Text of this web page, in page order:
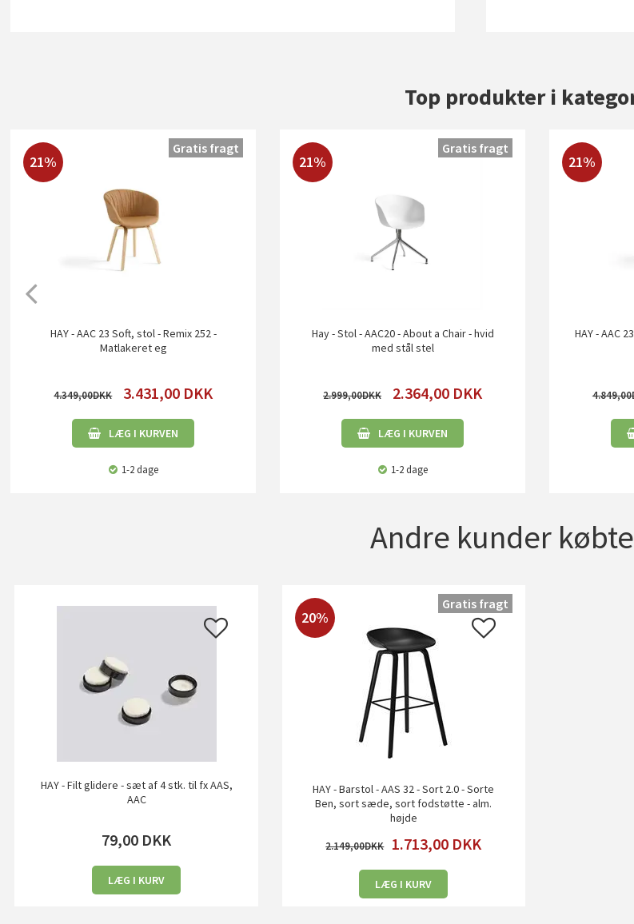
Top produkter i
21%
HAY - AAC 23 Soft, stol - Remix 252 -
Matlakeret eg
4.349,00 3.431,00 DKK
LÆG I KURVEN
1-2 dage
Gratis fragt
21%
Hay - Stol - AAC20 - About a Chair - hvid
med stål stel
2.999,00 2.364,00 DKK
LÆG I KURVEN
1-2 dage
Gratis fragt
21%
HAY - AAC
4.849,00
Andre kunder
HAY - Filt glidere - sæt af 4 stk. til fx AAS,
AAC
79,00 DKK
LÆG I KURV
20%
HAY - Barstol - AAS 32 - Sort 2.0 - Sorte
Ben, sort sæde, sort fodstøtte - alm.
højde
2.149,00 1.713,00 DKK
LÆG I KURV
Gratis fragt